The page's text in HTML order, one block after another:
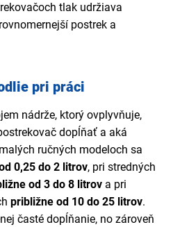
tlak udržiava
postrek a
pri práci
nádrže, ktorý ovplyvňuje,
dopĺňať a aká
ručných modeloch sa
0,25 do 2 litrov, pri stredných
od 3 do 8 litrov a pri
približne od 10 do 25 litrov.
časté dopĺňanie, no zároveň